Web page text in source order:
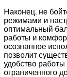
Наконец, не
режимами и
оптимальный
работы и
осознанное
позволит
удобство
ограниченного